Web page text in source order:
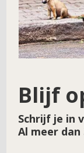
Naam*
Blijf
Schrijf je in
Al meer dan